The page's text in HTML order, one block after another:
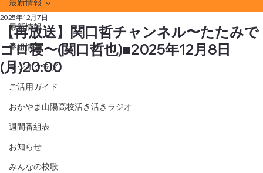
最新情報
番組情報
ラジオクラブ
ご活用ガイド
おかやま山陽高校活き活きラジオ
週間番組表
お知らせ
みんなの校歌
最新情報
【再放送】関口哲チャンネル〜たたみで
ゴロ寝〜(関口哲也)■2025年12月8日
(月)20:00
2025年12月7日